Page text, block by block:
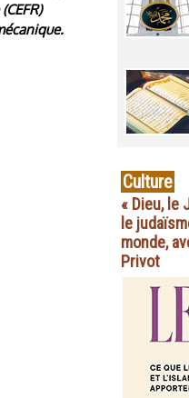
Culture
« Dieu, le
le
monde,
Privot